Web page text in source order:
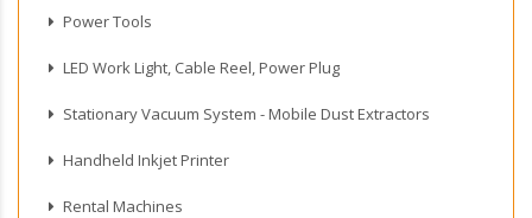
Power Tools
LED Work Light, Cable Reel, Power Plug
Stationary Vacuum System - Mobile Dust Extractors
Handheld Inkjet Printer
Rental Machines